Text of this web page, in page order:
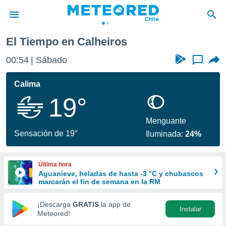
de
por
que se
calidad.
a este
las
y
forma
digital
basada
El Tiempo en Calheiros
00:54 Sábado ...
Calima
19°
Sensación de 19°
Menguante
Iluminada:24%
Última hora
Aguanieve, heladas de hasta -3 °C y chubascos
marcarán el fin de semana en la RM
¡Descarga GRATIS la app de
Meteored!
Instalar